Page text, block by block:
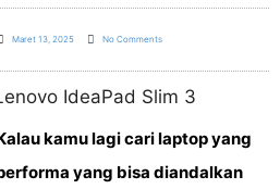
Maret 13, 2025 No Comments
kamu lagi cari laptop yang
yang bisa diandalkan